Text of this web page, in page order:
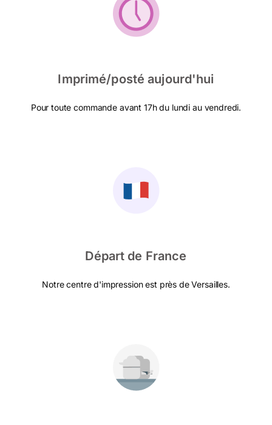
Imprimé/posté aujourd'hui
Pour toute commande avant 17h du lundi au vendredi.
Départ de France
Notre centre d'impression est près de Versailles.